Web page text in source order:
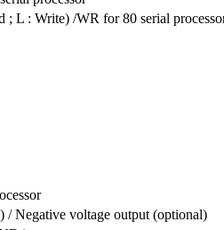
; L : Write) /WR for 80 serial
Negative voltage output (optional)